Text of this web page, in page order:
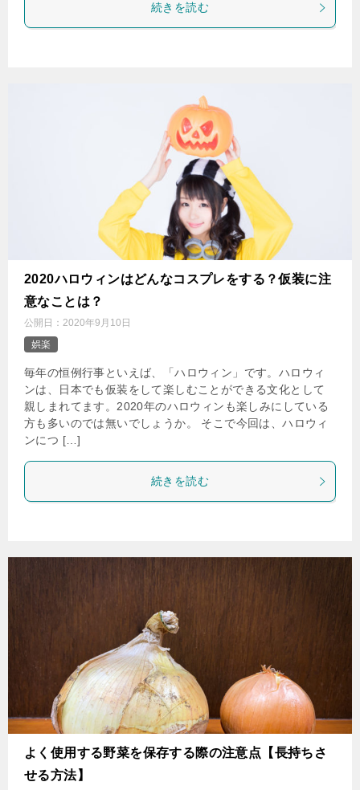
続きを読む
2020ハロウィンはどんなコスプレをする？仮装に注
意なことは？
公開日： 2020年9月10日
娯楽
毎年の恒例行事といえば、「ハロウィン」です。ハロウィ
ンは、日本でも仮装をして楽しむことができる文化として
親しまれてます。2020年のハロウィンも楽しみにしている
方も多いのでは無いでしょうか。 そこで今回は、ハロウィ
ンにつ […]
続きを読む
よく使用する野菜を保存する際の注意点【長持ちさ
せる方法】